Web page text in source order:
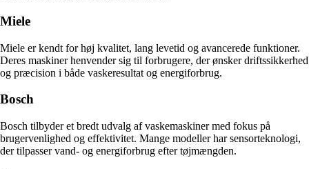
Miele
Miele er kendt for høj kvalitet, lang levetid og avancerede funktioner.
Deres maskiner henvender sig til forbrugere, der ønsker driftssikkerhed
og præcision i både vaskeresultat og energiforbrug.
Bosch
Bosch tilbyder et bredt udvalg af vaskemaskiner med fokus på
brugervenlighed og effektivitet. Mange modeller har sensorteknologi,
der tilpasser vand- og energiforbrug efter tøjmængden.